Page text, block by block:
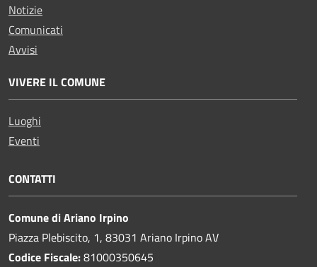
Notizie
Comunicati
Avvisi
VIVERE IL COMUNE
Luoghi
Eventi
CONTATTI
Comune di Ariano Irpino
Piazza Plebiscito, 1, 83031 Ariano Irpino AV
Codice Fiscale:81000350645